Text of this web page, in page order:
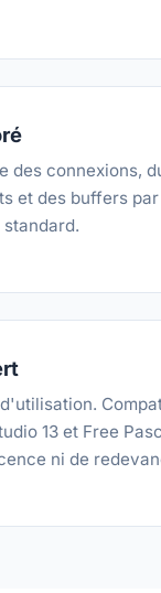
des connexions,
et des buffers
13 et Free
ni de